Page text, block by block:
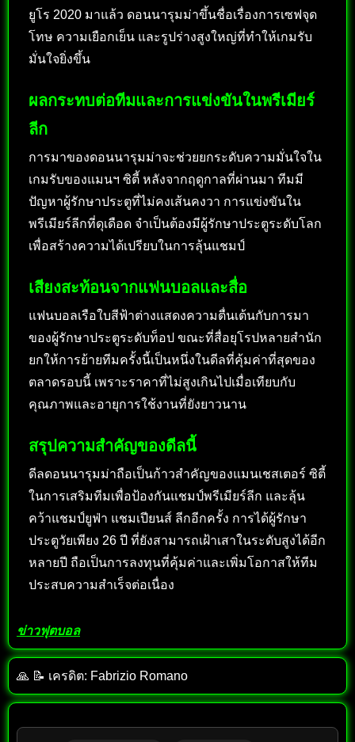
ยูโร 2020 มาแล้ว ดอนนารุมม่าขึ้นชื่อเรื่องการเซฟจุด
โทษ ความเยือกเย็น และรูปร่างสูงใหญ่ที่ทำให้เกมรับ
มั่นใจยิ่งขึ้น
ผลกระทบต่อทีมและการแข่งขันในพรีเมียร์
ลีก
การมาของดอนนารุมม่าจะช่วยยกระดับความมั่นใจใน
เกมรับของแมนฯ ซิตี้ หลังจากฤดูกาลที่ผ่านมา ทีมมี
ปัญหาผู้รักษาประตูที่ไม่คงเส้นคงวา การแข่งขันใน
พรีเมียร์ลีกที่ดุเดือด จำเป็นต้องมีผู้รักษาประตูระดับโลก
เพื่อสร้างความได้เปรียบในการลุ้นแชมป์
เสียงสะท้อนจากแฟนบอลและสื่อ
แฟนบอลเรือใบสีฟ้าต่างแสดงความตื่นเต้นกับการมา
ของผู้รักษาประตูระดับท็อป ขณะที่สื่อยุโรปหลายสำนัก
ยกให้การย้ายทีมครั้งนี้เป็นหนึ่งในดีลที่คุ้มค่าที่สุดของ
ตลาดรอบนี้ เพราะราคาที่ไม่สูงเกินไปเมื่อเทียบกับ
คุณภาพและอายุการใช้งานที่ยังยาวนาน
สรุปความสำคัญของดีลนี้
ดีลดอนนารุมม่าถือเป็นก้าวสำคัญของแมนเชสเตอร์ ซิตี้
ในการเสริมทีมเพื่อป้องกันแชมป์พรีเมียร์ลีก และลุ้น
คว้าแชมป์ยูฟ่า แชมเปียนส์ ลีกอีกครั้ง การได้ผู้รักษา
ประตูวัยเพียง 26 ปี ที่ยังสามารถเฝ้าเสาในระดับสูงได้อีก
หลายปี ถือเป็นการลงทุนที่คุ้มค่าและเพิ่มโอกาสให้ทีม
ประสบความสำเร็จต่อเนื่อง
ข่าวฟุตบอล
🙏 📝 เครดิต: Fabrizio Romano